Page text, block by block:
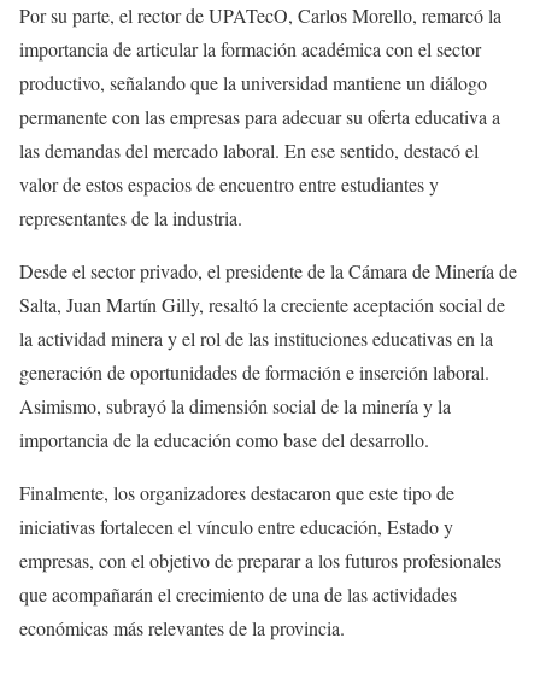
Por su parte, el rector de UPATecO, Carlos Morello, remarcó la
importancia de articular la formación académica con el sector
productivo, señalando que la universidad mantiene un diálogo
permanente con las empresas para adecuar su oferta educativa a
las demandas del mercado laboral. En ese sentido, destacó el
valor de estos espacios de encuentro entre estudiantes y
representantes de la industria.
Desde el sector privado, el presidente de la Cámara de Minería de
Salta, Juan Martín Gilly, resaltó la creciente aceptación social de
la actividad minera y el rol de las instituciones educativas en la
generación de oportunidades de formación e inserción laboral.
Asimismo, subrayó la dimensión social de la minería y la
importancia de la educación como base del desarrollo.
Finalmente, los organizadores destacaron que este tipo de
iniciativas fortalecen el vínculo entre educación, Estado y
empresas, con el objetivo de preparar a los futuros profesionales
que acompañarán el crecimiento de una de las actividades
económicas más relevantes de la provincia.